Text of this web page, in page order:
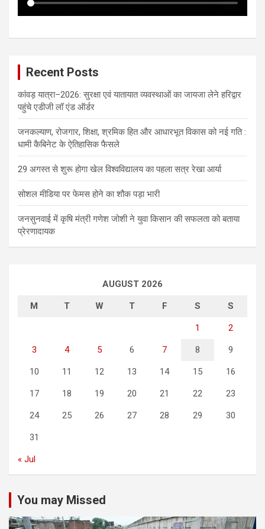
Recent Posts
कांवड़ यात्रा–2026: सुरक्षा एवं यातायात व्यवस्थाओं का जायजा लेने हरिद्वार
पहुंचे एडीजी लॉ एंड ऑर्डर
जनकल्याण, रोजगार, शिक्षा, श्रमिक हित और आधारभूत विकास को नई गति :
धामी कैबिनेट के ऐतिहासिक फैसले
29 अगस्त से शुरू होगा खेल विश्वविद्यालय का पहला सत्र रेखा आर्या
सोशल मीडिया पर फेमस होने का शौक पड़ा भारी
जनसुनवाई में कृषि मंत्री गणेश जोशी ने युवा किसान की सफलता को बताया
प्रेरणादायक
AUGUST 2026
M T W T F S S
1 2
3 4 5 6 7 8 9
10 11 12 13 14 15 16
17 18 19 20 21 22 23
24 25 26 27 28 29 30
31
« Jul
You may Missed